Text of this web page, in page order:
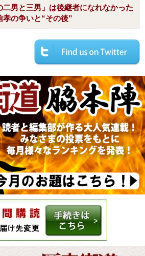
二男と三男」は後継者になれなかった
の争いと“その後”